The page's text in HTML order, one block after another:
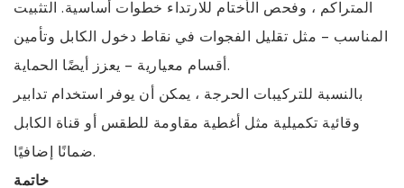
المتراكم ، وفحص الأختام للارتداء خطوات أساسية. التثبيت
المناسب - مثل تقليل الفجوات في نقاط دخول الكابل وتأمين
أقسام معيارية - يعزز أيضًا الحماية.
بالنسبة للتركيبات الحرجة ، يمكن أن يوفر استخدام تدابير
وقائية تكميلية مثل أغطية مقاومة للطقس أو قناة الكابل
ضمانًا إضافيًا.
خاتمة